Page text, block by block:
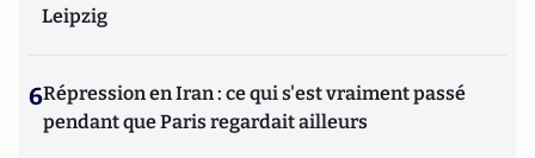
Leipzig
6Répression en Iran : ce qui s'est vraiment passé
pendant que Paris regardait ailleurs